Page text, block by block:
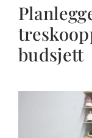
budsjett